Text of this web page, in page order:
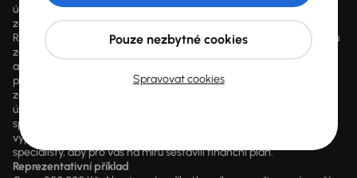
údajích a individuálních podmínkách financování poskytnutých
zákazníkovi jim zvoleným obchodním partnerem. Vyšší hodnoty
RPSN mohou být důsledkem využití marketingových akcí dle výběru
zákazníka, jako např. sleva z ceny vozidla, výplata hotovosti a další
akční benefity, které může zákazník čerpat dle vlastního výběru. V
případě poskytnutí finanční služby je součástí každé smlouvy
zákonný údaj o výši RPSN a kompletní předsmluvní informace k
úvěru. AURES Holdings a.s. je samostatným zprostředkovatelem
spotřebitelského úvěru. Pokud máte zájem o konkrétní kalkulaci,
vyplňte prosím údaje ve formuláři a nechte naše finanční
specialisty, aby pro vás na míru sestavili finanční plán.
Reprezentativní příklad
Spravovat cookies
Pouze nezbytné cookies